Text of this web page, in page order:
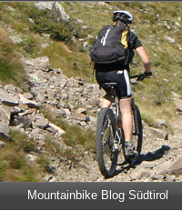
Mountainbike Blog Südtirol